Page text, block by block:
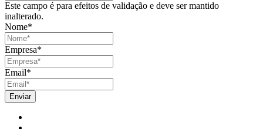
Este campo é para efeitos de validação e deve ser mantido
inalterado.
Nome*
Empresa*
Email*